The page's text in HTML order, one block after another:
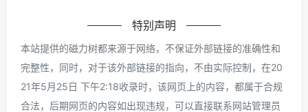
特别声明
本站提供的磁力树都来源于网络，不保证外部链接的准确性和
完整性，同时，对于该外部链接的指向，不由实际控制，在20
21年5月25日 下午2:18收录时，该网页上的内容，都属于合规
合法，后期网页的内容如出现违规，可以直接联系网站管理员